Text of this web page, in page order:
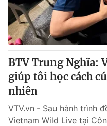
® Cấm sao chép dưới mọi
thuận bằng văn bản. Ghi rõ
thông tin từ website này.
BTV Trung Nghĩa:
giúp tôi học cách
nhiên
VTV.vn - Sau hành trình
Vietnam Wild Live tại